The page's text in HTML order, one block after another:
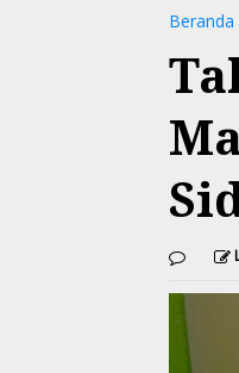
Beranda